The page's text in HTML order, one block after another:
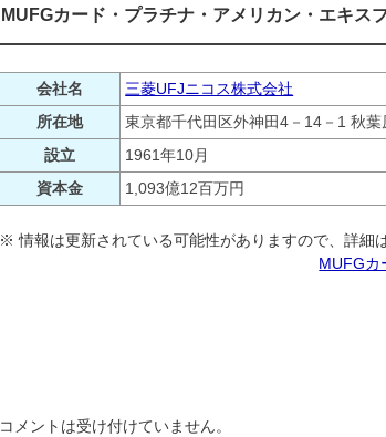
MUFGカード・プラチナ・アメリカン・エキス
会社名
三菱UFJニコス株式会社
所在地
東京都千代田区外神田4－14－1 秋葉
設立
1961年10月
資本金
1,093億12百万円
※ 情報は更新されている可能性がありますので、詳細
MUFGカ
コメントは受け付けていません。